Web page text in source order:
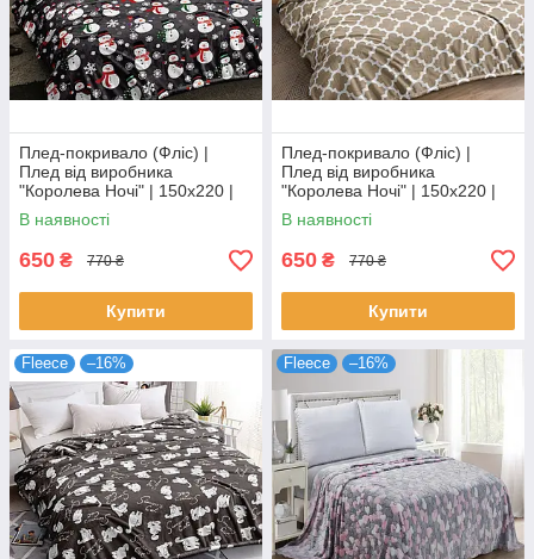
Плед-покривало (Фліс) |
Плед від виробника
"Королева Ночі" | 150х220 |
Сніговики, сніжинки на сірому
В наявності
650 ₴ 770 ₴
Купити
Плед-покривало (Фліс) |
Плед від виробника
"Королева Ночі" | 150х220 |
Орнамент на бежевому
В наявності
650 ₴ 770 ₴
Купити
Fleece –16% Fleece –16%